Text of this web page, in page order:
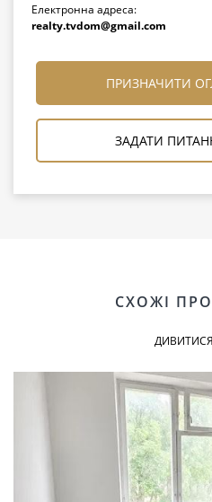
Електронна адреса:
realty.tvdom@gmail.com
ПРИЗНАЧИТИ
ЗАДАТИ
СХОЖІ
ДИВИТИСЯ